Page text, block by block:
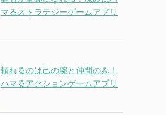
マるストラテジーゲームアプリ
頼れるのは己の腕と仲間のみ！
ハマるアクションゲームアプリ